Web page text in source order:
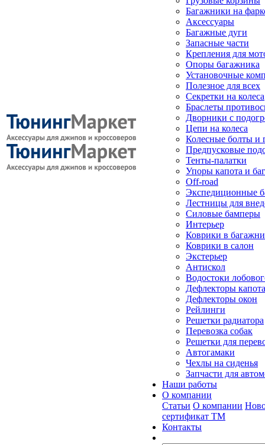
Багажники на
Аксессуары
Багажные дуги
Запасные части
Крепления для
Опоры багажника
Установочные
Полезное для всех
Секретки на колеса
Браслеты
Дворники с
Цепи на колеса
Колесные болты и
Предпусковые
Тенты-палатки
Упоры капота и
Off-road
Экспедиционные
Лестницы для
Силовые бамперы
Интерьер
Коврики в
Коврики в салон
Экстерьер
Антискол
Водостоки
Дефлекторы капота
Дефлекторы окон
Рейлинги
Решетки радиатора
Перевозка собак
Решетки для
Автогамаки
Чехлы на сиденья
Запчасти для
Наши работы
О компании
Статьи О компании
сертификат ТМ
Контакты